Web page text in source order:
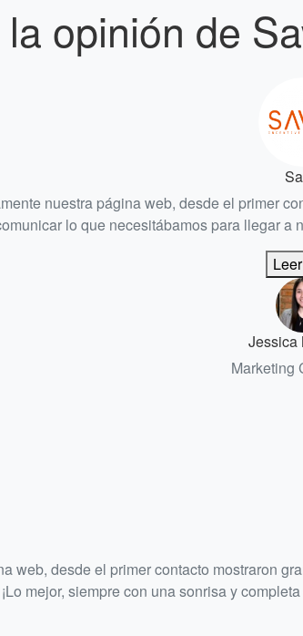
opinión de
nuestra página web, desde el primer
lo que necesitábamos para llegar a
Jessica
Marketing
web, desde el primer contacto mostraron
mejor, siempre con una sonrisa y